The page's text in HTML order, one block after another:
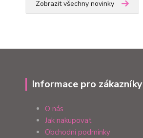
Zobrazit všechny novinky
Informace pro zákazníky
O nás
Jak nakupovat
Obchodní podmínky